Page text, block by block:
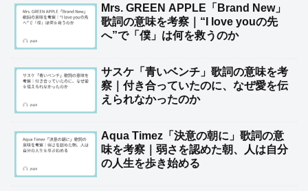
Mrs. GREEN APPLE「Brand New」
歌詞の意味を考察｜“I love youの先
へ”で「僕」は何を救うのか
サスケ「青いベンチ」歌詞の意味を考
察｜付き合っていたのに、なぜ愛を伝
えられなかったのか
Aqua Timez「決意の朝に」歌詞の意
味を考察｜弱さを認めた朝、人は自分
の人生を歩き始める